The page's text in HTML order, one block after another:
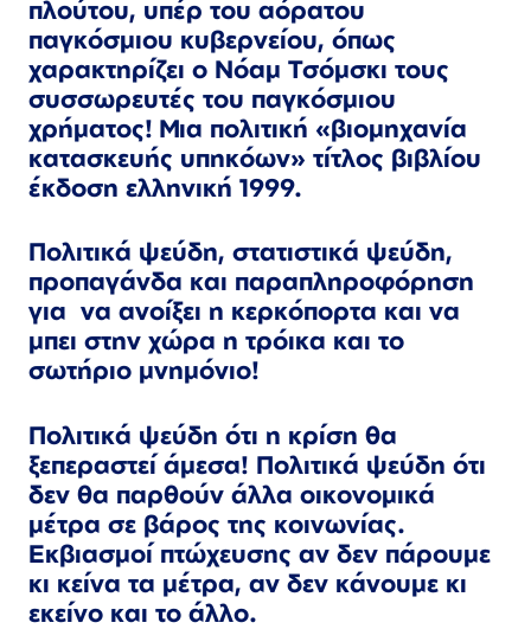
πλούτου, υπέρ του αόρατου
παγκόσμιου κυβερνείου, όπως
χαρακτηρίζει ο Νόαμ Τσόμσκι τους
συσσωρευτές του παγκόσμιου
χρήματος! Μια πολιτική «βιομηχανία
κατασκευής υπηκόων» τίτλος βιβλίου
έκδοση ελληνική 1999.
Πολιτικά ψεύδη, στατιστικά ψεύδη,
προπαγάνδα και παραπληροφόρηση
για να ανοίξει η κερκόπορτα και να
μπει στην χώρα η τρόικα και το
σωτήριο μνημόνιο!
Πολιτικά ψεύδη ότι η κρίση θα
ξεπεραστεί άμεσα! Πολιτικά ψεύδη ότι
δεν θα παρθούν άλλα οικονομικά
μέτρα σε βάρος της κοινωνίας.
Εκβιασμοί πτώχευσης αν δεν πάρουμε
κι κείνα τα μέτρα, αν δεν κάνουμε κι
εκείνο και το άλλο.